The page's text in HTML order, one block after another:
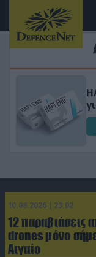
10.08.2026 | 23:02
12 παραβιάσεις
drones μόνο
Αιγαίο